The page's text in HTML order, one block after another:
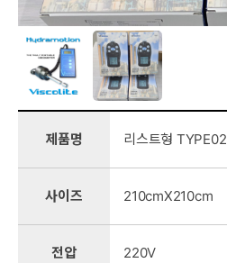
제품명 리스트형 TYPE02
사이즈 210cmX210cm
전압 220V